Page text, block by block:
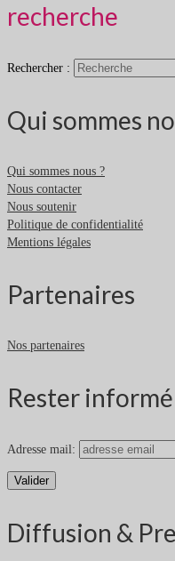
recherche
Rechercher :
Qui sommes
Qui sommes nous ?
Nous contacter
Nous soutenir
Politique de confidentialité
Mentions légales
Partenaires
Nos partenaires
Rester informé
Adresse mail:
Diffusion &